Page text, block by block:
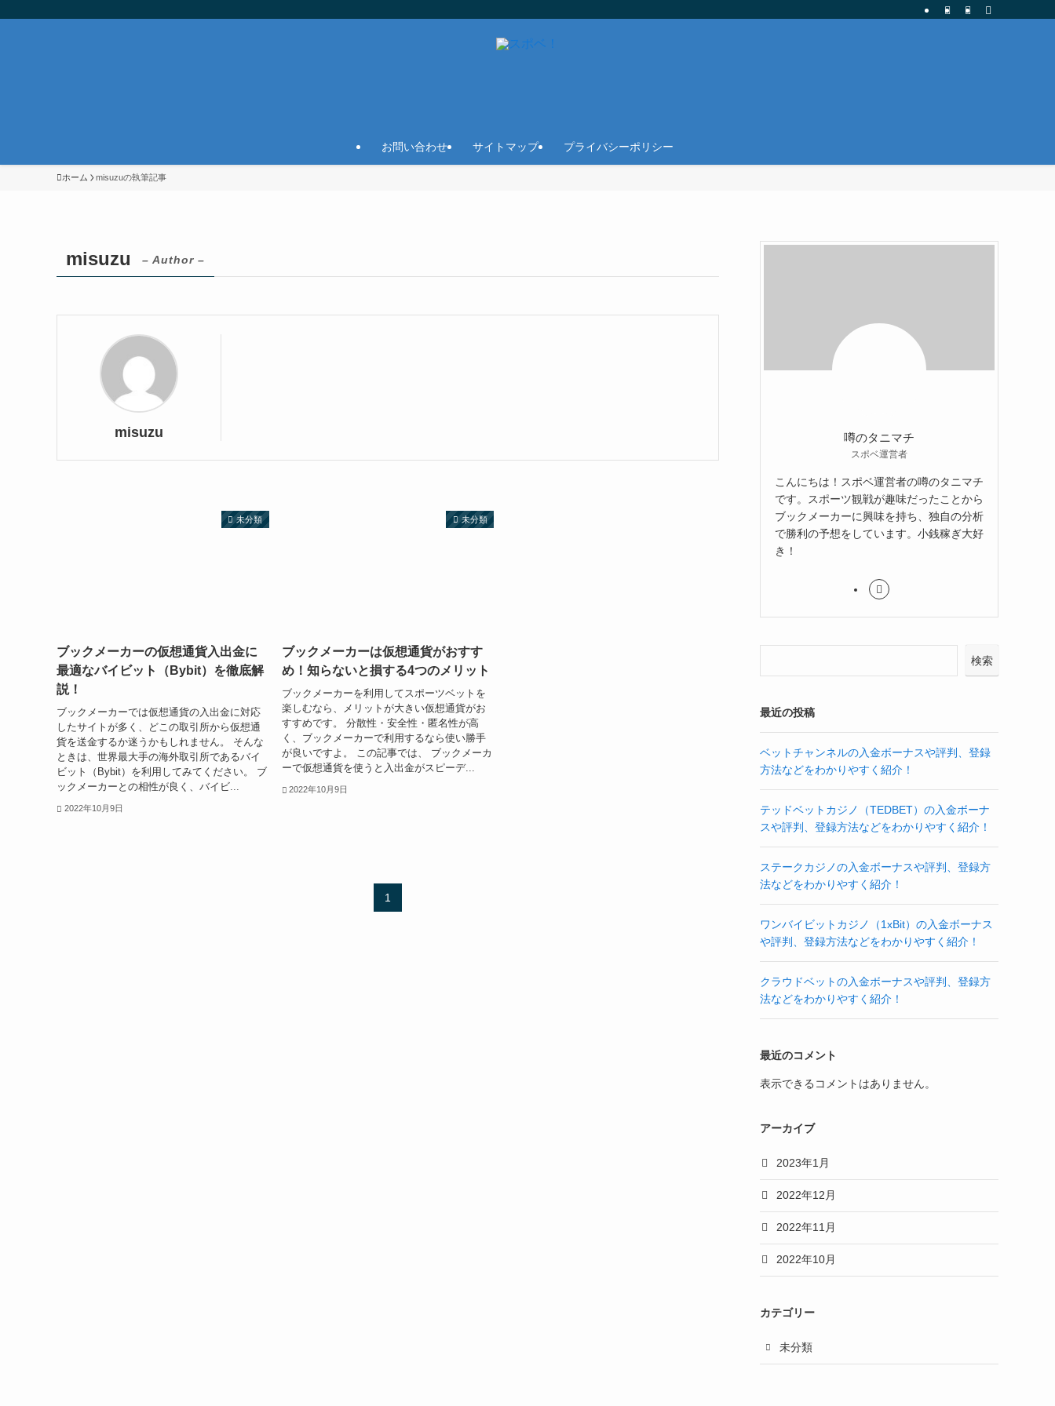
お問い合わせ サイトマップ プライバシーポリシー
ホーム misuzuの執筆記事
misuzu – Author –
misuzu
未分類
ブックメーカーの仮想通貨入出金に
最適なバイビット（Bybit）を徹底解
説！
ブックメーカーでは仮想通貨の入出金に対応
したサイトが多く、どこの取引所から仮想通
貨を送金するか迷うかもしれません。 そんな
ときは、世界最大手の海外取引所であるバイ
ビット（Bybit）を利用してみてください。 ブ
ックメーカーとの相性が良く、バイビ...
2022年10月9日
未分類
ブックメーカーは仮想通貨がおすす
め！知らないと損する4つのメリット
ブックメーカーを利用してスポーツベットを
楽しむなら、メリットが大きい仮想通貨がお
すすめです。 分散性・安全性・匿名性が高
く、ブックメーカーで利用するなら使い勝手
が良いですよ。 この記事では、 ブックメーカ
ーで仮想通貨を使うと入出金がスピーデ...
2022年10月9日
1
噂のタニマチ
スポベ運営者
こんにちは！スポベ運営者の噂のタニマチ
です。スポーツ観戦が趣味だったことから
ブックメーカーに興味を持ち、独自の分析
で勝利の予想をしています。小銭稼ぎ大好
き！
検索
最近の投稿
ベットチャンネルの入金ボーナスや評判、登録
方法などをわかりやすく紹介！
テッドベットカジノ（TEDBET）の入金ボーナ
スや評判、登録方法などをわかりやすく紹介！
ステークカジノの入金ボーナスや評判、登録方
法などをわかりやすく紹介！
ワンバイビットカジノ（1xBit）の入金ボーナス
や評判、登録方法などをわかりやすく紹介！
クラウドベットの入金ボーナスや評判、登録方
法などをわかりやすく紹介！
最近のコメント
表示できるコメントはありません。
アーカイブ
2023年1月
2022年12月
2022年11月
2022年10月
カテゴリー
未分類